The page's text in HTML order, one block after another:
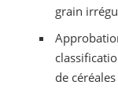
grain
de